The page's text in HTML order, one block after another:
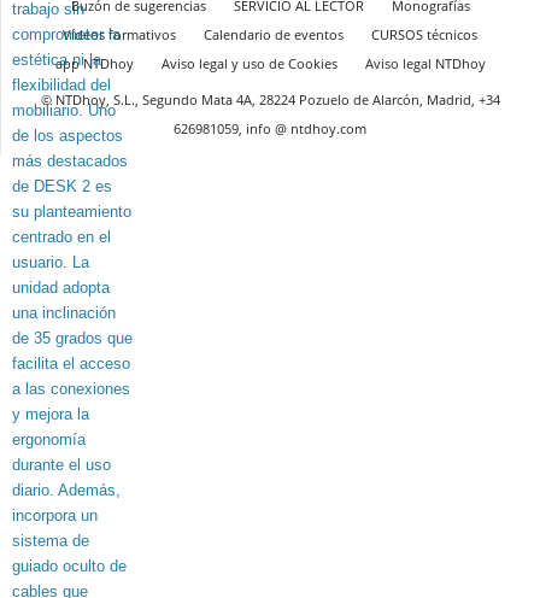
Buzón de sugerencias SERVICIO AL LECTOR
Monografías
Vídeos formativos
Calendario de eventos
CURSOS técnicos
app NTDhoy
Aviso legal y uso de Cookies
Aviso legal NTDhoy
© NTDhoy, S.L., Segundo Mata 4A, 28224 Pozuelo de Alarcón, Madrid, +34
626981059, info @ ntdhoy.com